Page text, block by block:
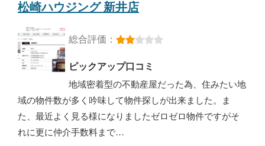
松崎ハウジング 新井店
総合評価：
ピックアップ口コミ
地域密着型の不動産屋だった為、住みたい地
域の物件数が多く吟味して物件探しが出来ました。ま
た、最近よく見る様になりましたゼロゼロ物件ですがそ
れに更に仲介手数料まで…